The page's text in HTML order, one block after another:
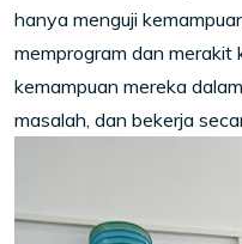
hanya menguji
memprogram dan merakit
kemampuan mereka
masalah, dan bekerja